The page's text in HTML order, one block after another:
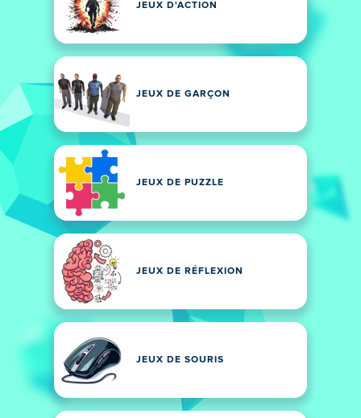
JEUX D'ACTION
JEUX DE GARÇON
JEUX DE PUZZLE
JEUX DE RÉFLEXION
JEUX DE SOURIS